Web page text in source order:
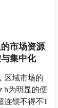
市场资源
集中化
区域市场的
b为明显的便
连锁不得不T